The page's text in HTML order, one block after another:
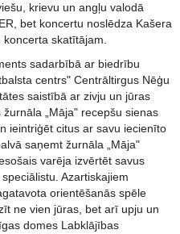
krievu un angļu valodā
bet koncertu noslēdza Kašera
skatītājam.
sadarbībā ar biedrību
centrs" Centrāltirgus Nēģu
saistībā ar zivju un jūras
„Māja" recepšu sienas
ieintriģēt citus ar savu iecienīto
saņemt žurnāla „Māja"
varēja izvērtēt savus
Azartiskajiem
orientēšanās spēle
ne vien jūras, bet arī upju un
domes Labklājības